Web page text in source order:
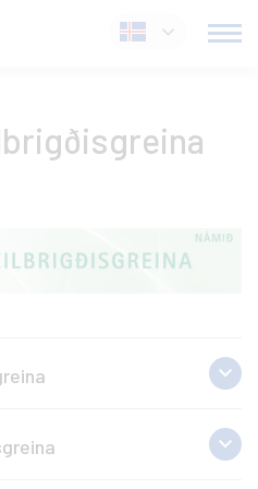
Íslenska
sem hafa hug á